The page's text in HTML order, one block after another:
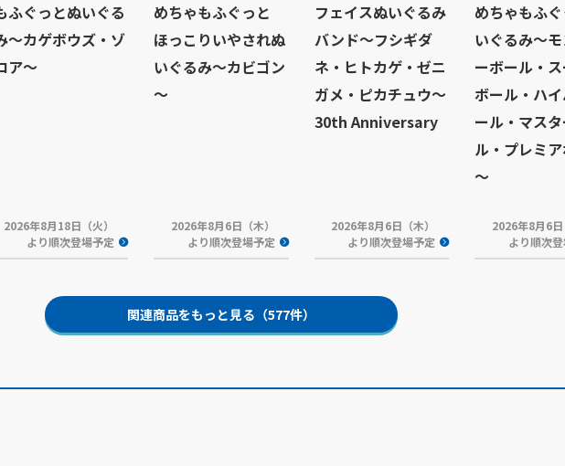
ふぐっとぬいぐる
～カゲボウズ・ゾ
ア～
2026年8月18日（火）
より順次登場予定
めちゃもふぐっと
ほっこりいやされぬ
いぐるみ～カビゴン
～
2026年8月6日（木）
より順次登場予定
フェイスぬいぐるみ
バンド～フシギダ
ネ・ヒトカゲ・ゼニ
ガメ・ピカチュウ～
30th Anniversary
2026年8月6日（木）
より順次登場予定
めちゃもふ
いぐるみ～
ーボール・
ボール・ハ
ール・マス
ル・プレミ
～
2026年8月6日
より順次
関連商品をもっと見る（577件）